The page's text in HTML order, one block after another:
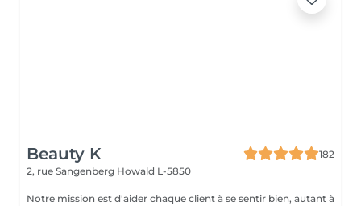
Beauty K
182
2, rue Sangenberg Howald L-5850
Notre mission est d'aider chaque client à se sentir bien, autant à